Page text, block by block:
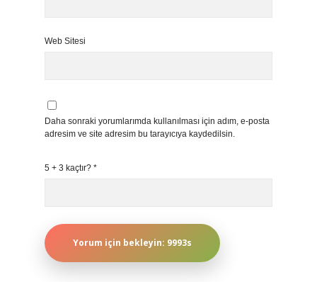
Web Sitesi
Daha sonraki yorumlarımda kullanılması için adım, e-posta
adresim ve site adresim bu tarayıcıya kaydedilsin.
5 + 3 kaçtır? *